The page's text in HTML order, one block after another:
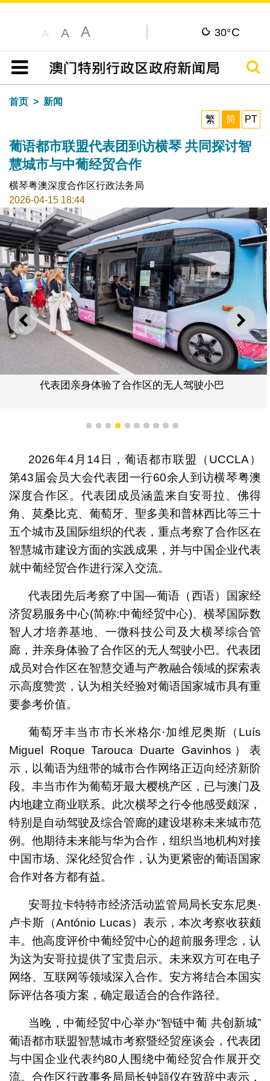
A A A 30°C
目录
搜寻
首页
新闻
繁
简 PT
葡语都市联盟代表团到访横琴 共同探讨智
慧城市与中葡经贸合作
横琴粤澳深度合作区行政法务局
2026-04-15 18:44
上一则 下一
代表团亲身体验了合作区的无人驾驶小巴
1 2 3 4 5 6 7 8 9 10
2026年4月14日，葡语都市联盟（UCCLA）
第43届会员大会代表团一行60余人到访横琴粤澳
深度合作区。代表团成员涵盖来自安哥拉、佛得
角、莫桑比克、葡萄牙、聖多美和普林西比等三十
五个城市及国际组织的代表，重点考察了合作区在
智慧城市建设方面的实践成果，并与中国企业代表
就中葡经贸合作进行深入交流。
代表团先后考察了中国—葡语（西语）国家经
济贸易服务中心(简称:中葡经贸中心)、横琴国际数
智人才培养基地、一微科技公司及大横琴综合管
廊，并亲身体验了合作区的无人驾驶小巴。代表团
成员对合作区在智慧交通与产教融合领域的探索表
示高度赞赏，认为相关经验对葡语国家城市具有重
要参考价值。
葡萄牙丰当市市长米格尔·加维尼奥斯（Luís
Miguel Roque Tarouca Duarte Gavinhos）表
示，以葡语为纽带的城市合作网络正迈向经济新阶
段。丰当市作为葡萄牙最大樱桃产区，已与澳门及
内地建立商业联系。此次横琴之行令他感受颇深，
特别是自动驾驶及综合管廊的建设堪称未来城市范
例。他期待未来能与华为合作，组织当地机构对接
中国市场、深化经贸合作，认为更紧密的葡语国家
合作对各方都有益。
安哥拉卡特特市经济活动监管局局长安东尼奥·
卢卡斯（António Lucas）表示，本次考察收获颇
丰。他高度评价中葡经贸中心的超前服务理念，认
为这为安哥拉提供了宝贵启示。未来双方可在电子
网络、互联网等领域深入合作。安方将结合本国实
际评估各项方案，确定最适合的合作路径。
当晚，中葡经贸中心举办“智链中葡 共创新城”
葡语都市联盟智慧城市考察暨经贸座谈会，代表团
与中国企业代表约80人围绕中葡经贸合作展开交
流。合作区行政事务局局长钟頴仪在致辞中表示，